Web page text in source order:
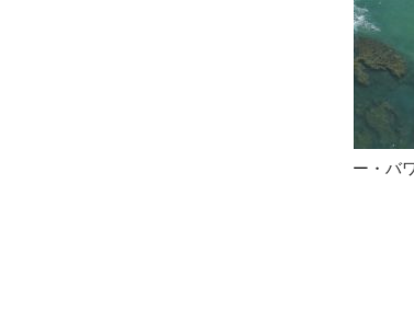
・バワの傑作 ジェットウィング・ライトハウス全景